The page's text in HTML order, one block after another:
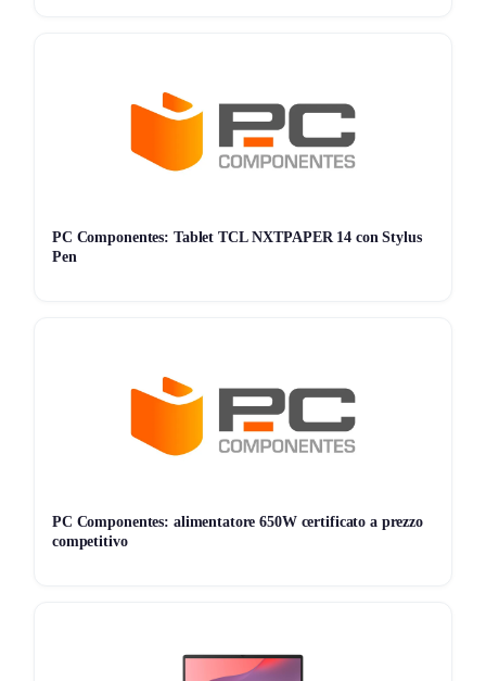
gestibile per chi si muove spesso. Nel complesso, chi ha
avuto modo di usarlo ritiene che l’HP Victus 15 sia un buon
compromesso tra prezzo e prestazioni per chi vuole
Storico Prezzo
📊 Monitoraggio avviato — il grafico apparirà alla prossima
variazione di prezzo
PC Componentes: Tablet TCL NXTPAPER 14 con Stylus
Pen
PC Componentes: alimentatore 650W certificato a prezzo
competitivo